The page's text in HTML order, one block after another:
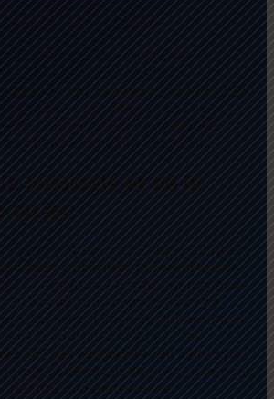
multi-rouleaux
augmentent non seulement le
mais aussi la durée de
joueurs. Par exemple, certains jeux
cascades » où chaque victoire
configuration de symboles,
chances de gains successifs.
ludologie et de la
du jeu
comme Pragmatic Play exploitent
pour optimiser la rétention et
créations. La mise en place de
de sons immersifs et de
stimule la dopamine et
à continuer à jouer. Ces
sur des recherches en ludologie,
génération de divertissement
fidélité à la plateforme.